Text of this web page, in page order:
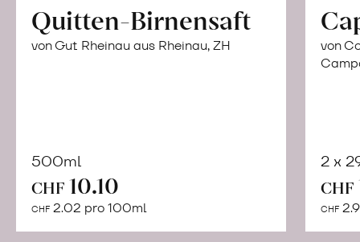
Quitten-Birnensaft
von Gut Rheinau aus Rheinau, ZH
500ml
CHF 10.10
CHF 2.02 pro 100ml
Warenkorb
von
2 x
CHF
CHF